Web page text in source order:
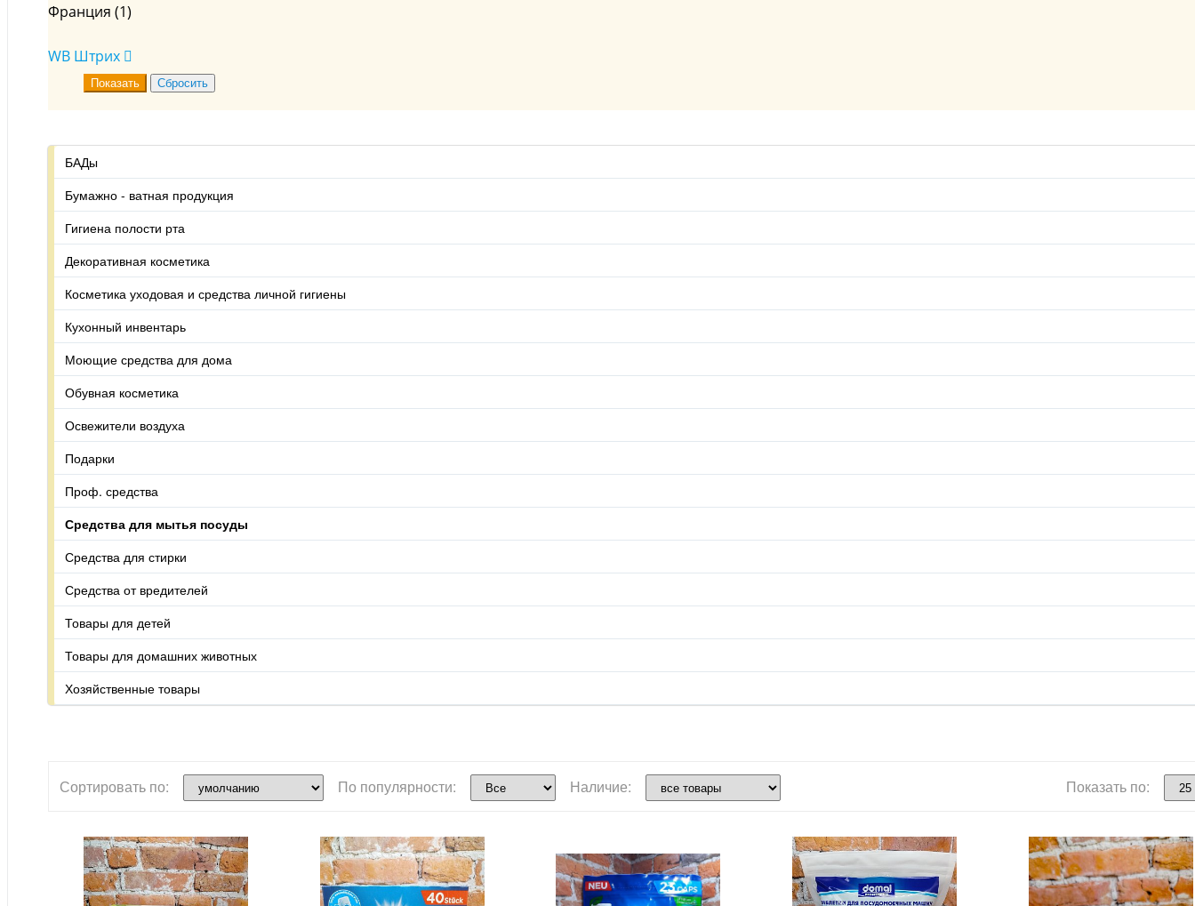
Франция (1)
WB Штрих
БАДы
Бумажно - ватная продукция
Гигиена полости рта
Декоративная косметика
Косметика уходовая и средства личной гигиены
Кухонный инвентарь
Моющие средства для дома
Обувная косметика
Освежители воздуха
Подарки
Проф. средства
Средства для мытья посуды
Средства для стирки
Средства от вредителей
Товары для детей
Товары для домашних животных
Хозяйственные товары
Сортировать по: По популярности: Наличие: Показать по: